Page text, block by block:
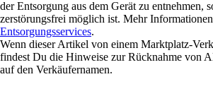
der Entsorgung aus dem Gerät zu entnehmen,
zerstörungsfrei möglich ist. Mehr
Entsorgungsservices.
Wenn dieser Artikel von einem Marktplatz-
findest Du die Hinweise zur Rücknahme von
auf den Verkäufernamen.